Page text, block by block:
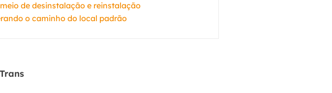
de desinstalação e reinstalação
o caminho do local padrão